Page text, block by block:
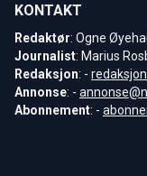
KONTAKT
Redaktør: Ogne
Journalist: Marius
Redaksjon: -
Annonse: -
Abonnement: -